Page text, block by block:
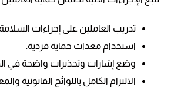
تدريب العاملين على إجراءات
استخدام معدات حماية فردية.
وضع إشارات وتحذيرات واضحة في
الالتزام الكامل باللوائح القانونية